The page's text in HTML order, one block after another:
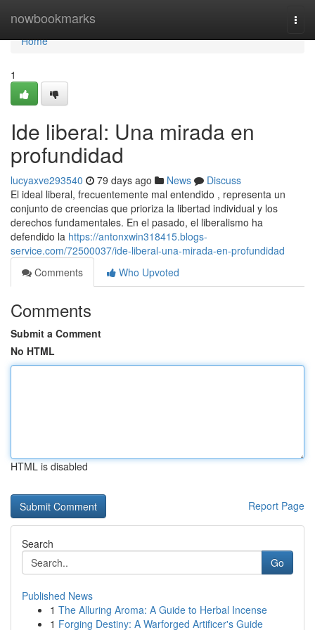
nowbookmarks
Home
Home
1
Ide liberal: Una mirada en
profundidad
lucyaxve293540 79 days ago News
Discuss
El ideal liberal, frecuentemente mal entendido , representa un
conjunto de creencias que prioriza la libertad individual y los
derechos fundamentales. En el pasado, el liberalismo ha
defendido la https://antonxwin318415.blogs-
service.com/72500037/ide-liberal-una-mirada-en-profundidad
Comments
Who Upvoted
Comments
Submit a Comment
No HTML
HTML is disabled
Report Page
Search
Go
Published News
1 The Alluring Aroma: A Guide to Herbal Incense
1 Forging Destiny: A Warforged Artificer's Guide